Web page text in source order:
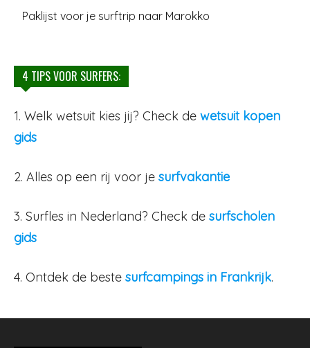
Paklijst voor je surftrip naar Marokko
4 TIPS VOOR SURFERS:
1. Welk wetsuit kies jij? Check de wetsuit kopen
gids
2. Alles op een rij voor je surfvakantie
3. Surfles in Nederland? Check de surfscholen
gids
4. Ontdek de beste surfcampings in Frankrijk.